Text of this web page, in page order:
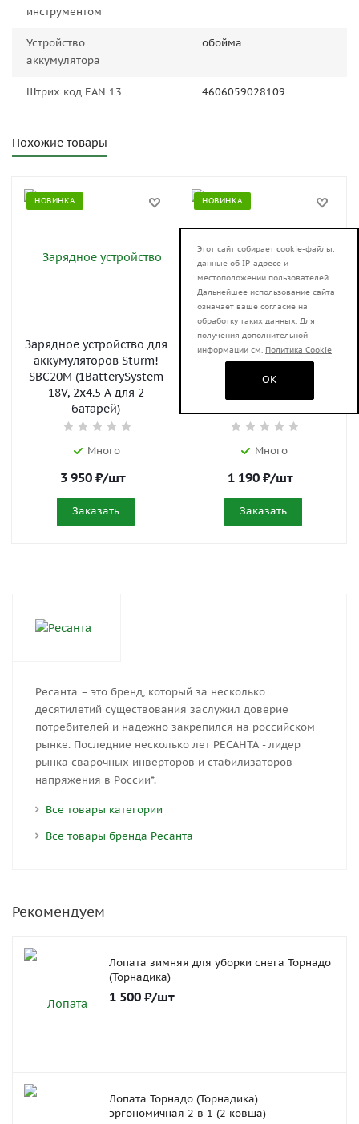
инструментом
Устройство
аккумулятора
обойма
Штрих код EAN 13 4606059028109
Похожие товары
НОВИНКА
Зарядное устройство для
аккумуляторов Sturm!
SBC20M (1BatterySystem
18V, 2x4.5 А для 2
батарей)
Много
3 950 ₽/шт
Заказать
НОВИНКА
Зарядное устройство для
аккумуляторов Sturm!
SBC1202 (1BatterySystem
Много
1 190 ₽/шт
Заказать
Ресанта – это бренд, который за несколько
десятилетий существования заслужил доверие
потребителей и надежно закрепился на российском
рынке. Последние несколько лет РЕСАНТА - лидер
рынка сварочных инверторов и стабилизаторов
напряжения в России*.
Все товары категории
Все товары бренда Ресанта
Рекомендуем
Лопата зимняя для уборки снега Торнадо
(Торнадика)
1 500 ₽/шт
Лопата Торнадо (Торнадика)
эргономичная 2 в 1 (2 ковша)
Этот сайт собирает cookie-файлы,
данные об IP-адресе и
местоположении пользователей.
Дальнейшее использование сайта
означает ваше согласие на
обработку таких данных. Для
получения дополнительной
информации см. Политика Cookie
OK